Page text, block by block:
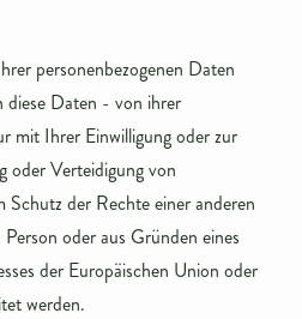
personenbezogenen Daten
diese Daten - von ihrer
mit Ihrer Einwilligung oder zur
oder Verteidigung von
Schutz der Rechte einer anderen
oder aus Gründen eines
der Europäischen Union oder
werden.